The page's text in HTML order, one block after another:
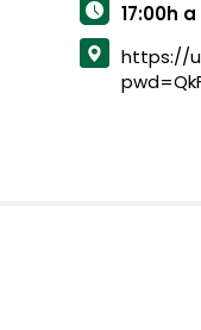
17:00h a
https://